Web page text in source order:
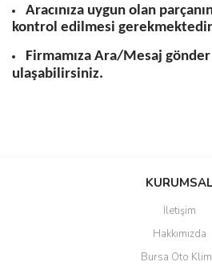
Aracınıza uygun olan
kontrol edilmesi
Firmamıza Ara/Mesaj
ulaşabilirsiniz.
Bu ürüne ilk yorumu
Yorum Yaz
KURUMSAL
İletişim
Hakkımızda
Bursa Oto